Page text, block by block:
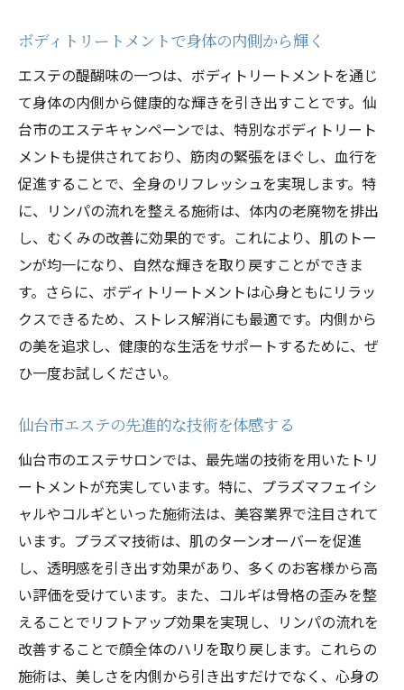
ボディトリートメントで身体の内側から輝く
エステの醍醐味の一つは、ボディトリートメントを通じ
て身体の内側から健康的な輝きを引き出すことです。仙
台市のエステキャンペーンでは、特別なボディトリート
メントも提供されており、筋肉の緊張をほぐし、血行を
促進することで、全身のリフレッシュを実現します。特
に、リンパの流れを整える施術は、体内の老廃物を排出
し、むくみの改善に効果的です。これにより、肌のトー
ンが均一になり、自然な輝きを取り戻すことができま
す。さらに、ボディトリートメントは心身ともにリラッ
クスできるため、ストレス解消にも最適です。内側から
の美を追求し、健康的な生活をサポートするために、ぜ
ひ一度お試しください。
仙台市エステの先進的な技術を体感する
仙台市のエステサロンでは、最先端の技術を用いたトリ
ートメントが充実しています。特に、プラズマフェイシ
ャルやコルギといった施術法は、美容業界で注目されて
います。プラズマ技術は、肌のターンオーバーを促進
し、透明感を引き出す効果があり、多くのお客様から高
い評価を受けています。また、コルギは骨格の歪みを整
えることでリフトアップ効果を実現し、リンパの流れを
改善することで顔全体のハリを取り戻します。これらの
施術は、美しさを内側から引き出すだけでなく、心身の